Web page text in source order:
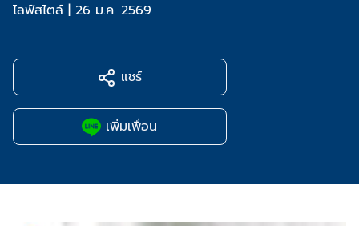
ไลฟ์สไตล์ | 26 ม.ค. 2569
แชร์
เพิ่มเพื่อน